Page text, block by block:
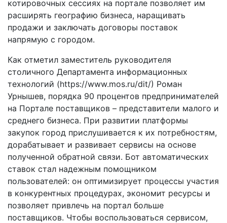
котировочных сессиях на портале позволяет им
расширять географию бизнеса, наращивать
продажи и заключать договоры поставок
напрямую с городом.
Как отметил заместитель руководителя
столичного Департамента информационных
технологий (https://www.mos.ru/dit/) Роман
Урнышев, порядка 90 процентов предпринимателей
на Портале поставщиков – представители малого и
среднего бизнеса. При развитии платформы
закупок город прислушивается к их потребностям,
дорабатывает и развивает сервисы на основе
полученной обратной связи. Бот автоматических
ставок стал надежным помощником
пользователей: он оптимизирует процессы участия
в конкурентных процедурах, экономит ресурсы и
позволяет привлечь на портал больше
поставщиков. Чтобы воспользоваться сервисом,